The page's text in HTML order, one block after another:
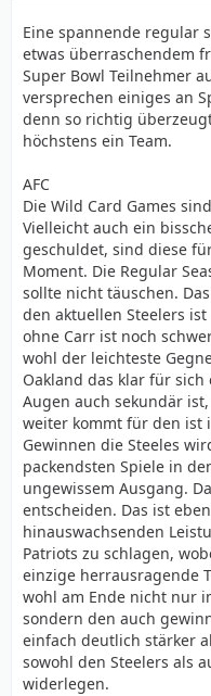
Eine spannende regular
etwas überraschendem
Super Bowl Teilnehmer
versprechen einiges an
denn so richtig
höchstens ein Team.
AFC
Die Wild Card Games
Vielleicht auch ein
geschuldet, sind diese
Moment. Die Regular
sollte nicht täuschen.
den aktuellen Steelers
ohne Carr ist noch
wohl der leichteste
Oakland das klar für
Augen auch sekundär
weiter kommt für den ist
Gewinnen die Steeles
packendsten Spiele in
ungewissem Ausgang.
entscheiden. Das ist
hinauswachsenden
Patriots zu schlagen,
einzige herrausragende
wohl am Ende nicht nur
sondern den auch
einfach deutlich stärker
sowohl den Steelers als
widerlegen.